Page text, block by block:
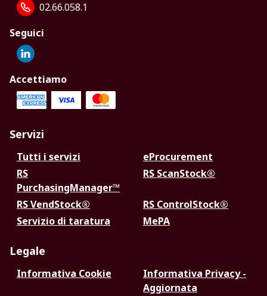
02.66.058.1
Seguici
Accettiamo
Servizi
Tutti i servizi
eProcurement
RS
PurchasingManager™
RS ScanStock®
RS VendStock®
RS ControlStock®
Servizio di taratura
MePA
Legale
Informativa Cookie
Informativa Privacy -
Aggiornata